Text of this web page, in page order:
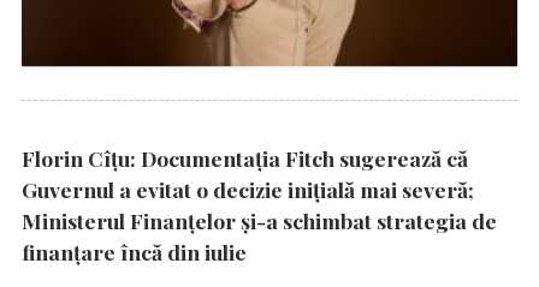
Florin Cîțu: Documentația Fitch sugerează că
Guvernul a evitat o decizie inițială mai severă;
Ministerul Finanțelor și-a schimbat strategia de
finanțare încă din iulie